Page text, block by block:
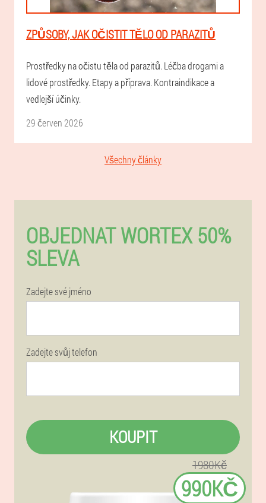
ZPŮSOBY, JAK OČISTIT TĚLO OD PARAZITŮ
Prostředky na očistu těla od parazitů. Léčba drogami a
lidové prostředky. Etapy a příprava. Kontraindikace a
vedlejší účinky.
29 červen 2026
Všechny články
OBJEDNAT WORTEX 50%
SLEVA
Zadejte své jméno
Zadejte svůj telefon
KOUPIT
1980Kč
990KČ